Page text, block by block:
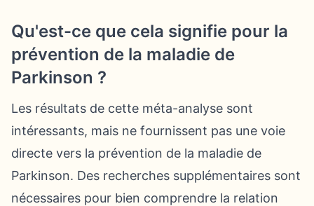
Qu'est-ce que cela signifie pour la
prévention de la maladie de
Parkinson ?
Les résultats de cette méta-analyse sont
intéressants, mais ne fournissent pas une voie
directe vers la prévention de la maladie de
Parkinson. Des recherches supplémentaires sont
nécessaires pour bien comprendre la relation